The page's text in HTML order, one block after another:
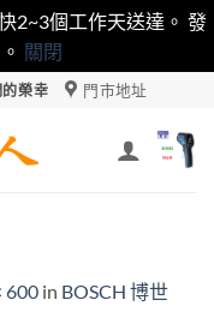
2~3個工作天送達。 發
關閉
榮幸 門市地址
600 in BOSCH 博世